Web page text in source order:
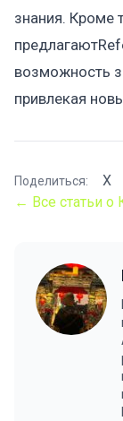
знания. Кроме
возможность
привлекая
Поделиться: X
← Все статьи о